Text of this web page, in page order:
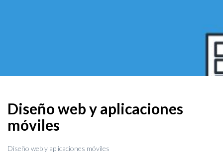
Diseño web y aplicaciones
móviles
Diseño web y aplicaciones móviles